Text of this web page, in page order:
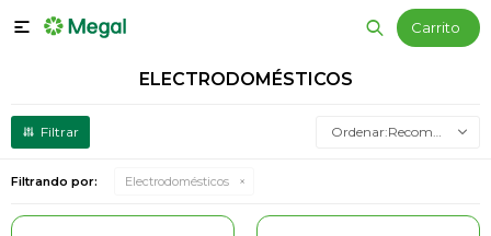

ELECTRODOMÉSTICOS
Recomendados
Filtrando por: Electrodomésticos